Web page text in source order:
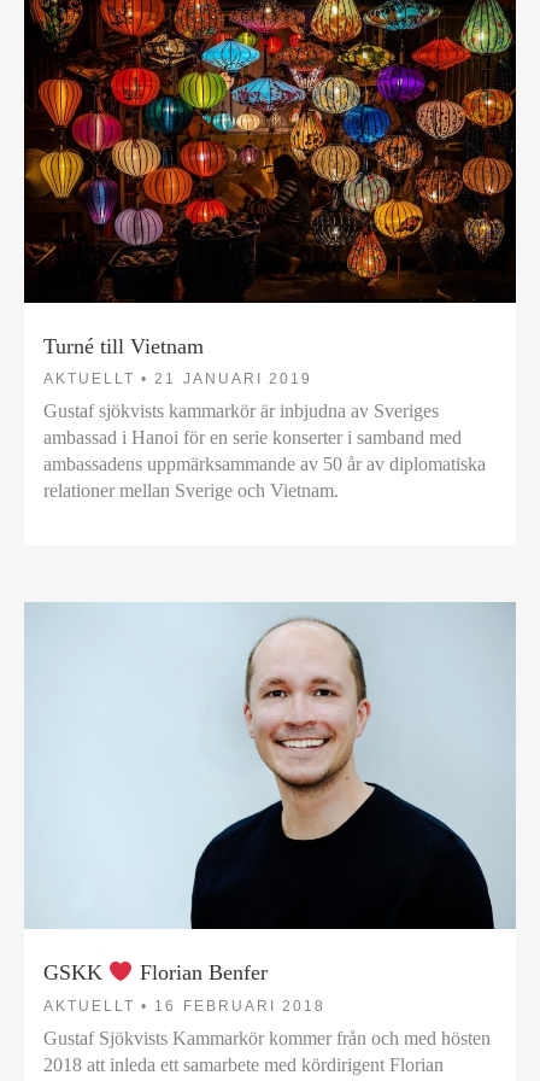
Turné till Vietnam
AKTUELLT • 21 JANUARI 2019
Gustaf sjökvists kammarkör är inbjudna av Sveriges
ambassad i Hanoi för en serie konserter i samband med
ambassadens uppmärksammande av 50 år av diplomatiska
relationer mellan Sverige och Vietnam.
GSKK Florian Benfer
AKTUELLT • 16 FEBRUARI 2018
Gustaf Sjökvists Kammarkör kommer från och med hösten
2018 att inleda ett samarbete med kördirigent Florian